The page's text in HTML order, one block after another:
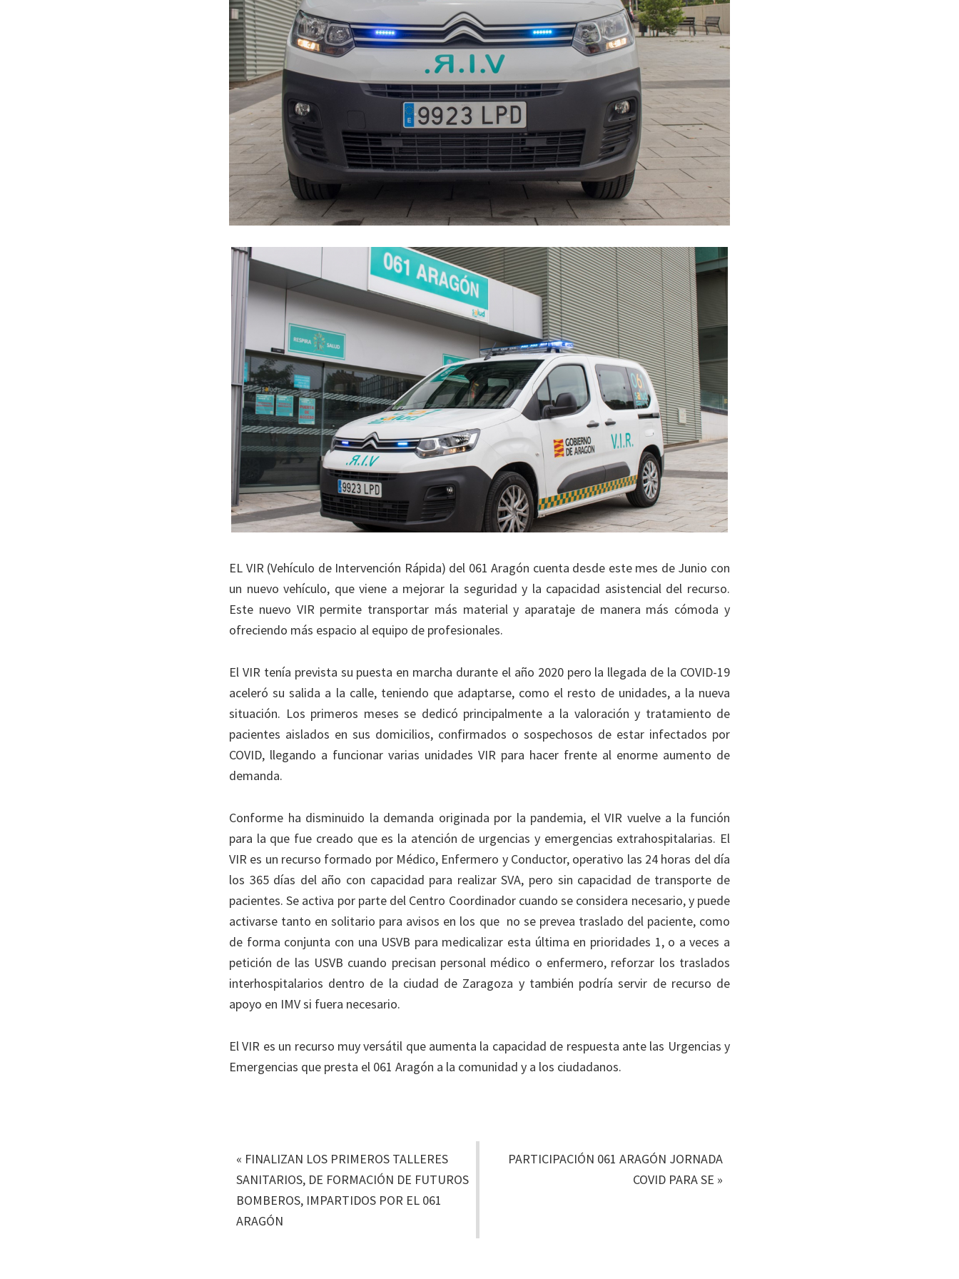
EL VIR (Vehículo de Intervención Rápida) del 061 Aragón cuenta desde este mes de Junio con
un nuevo vehículo, que viene a mejorar la seguridad y la capacidad asistencial del recurso.
Este nuevo VIR permite transportar más material y aparataje de manera más cómoda y
ofreciendo más espacio al equipo de profesionales.
El VIR tenía prevista su puesta en marcha durante el año 2020 pero la llegada de la COVID-19
aceleró su salida a la calle, teniendo que adaptarse, como el resto de unidades, a la nueva
situación. Los primeros meses se dedicó principalmente a la valoración y tratamiento de
pacientes aislados en sus domicilios, confirmados o sospechosos de estar infectados por
COVID, llegando a funcionar varias unidades VIR para hacer frente al enorme aumento de
demanda.
Conforme ha disminuido la demanda originada por la pandemia, el VIR vuelve a la función
para la que fue creado que es la atención de urgencias y emergencias extrahospitalarias. El
VIR es un recurso formado por Médico, Enfermero y Conductor, operativo las 24 horas del día
los 365 días del año con capacidad para realizar SVA, pero sin capacidad de transporte de
pacientes. Se activa por parte del Centro Coordinador cuando se considera necesario, y puede
activarse tanto en solitario para avisos en los que no se prevea traslado del paciente, como
de forma conjunta con una USVB para medicalizar esta última en prioridades 1, o a veces a
petición de las USVB cuando precisan personal médico o enfermero, reforzar los traslados
interhospitalarios dentro de la ciudad de Zaragoza y también podría servir de recurso de
apoyo en IMV si fuera necesario.
El VIR es un recurso muy versátil que aumenta la capacidad de respuesta ante las Urgencias y
Emergencias que presta el 061 Aragón a la comunidad y a los ciudadanos.
« FINALIZAN LOS PRIMEROS TALLERES
SANITARIOS, DE FORMACIÓN DE FUTUROS
BOMBEROS, IMPARTIDOS POR EL 061
ARAGÓN
PARTICIPACIÓN 061 ARAGÓN JORNADA
COVID PARA SE »